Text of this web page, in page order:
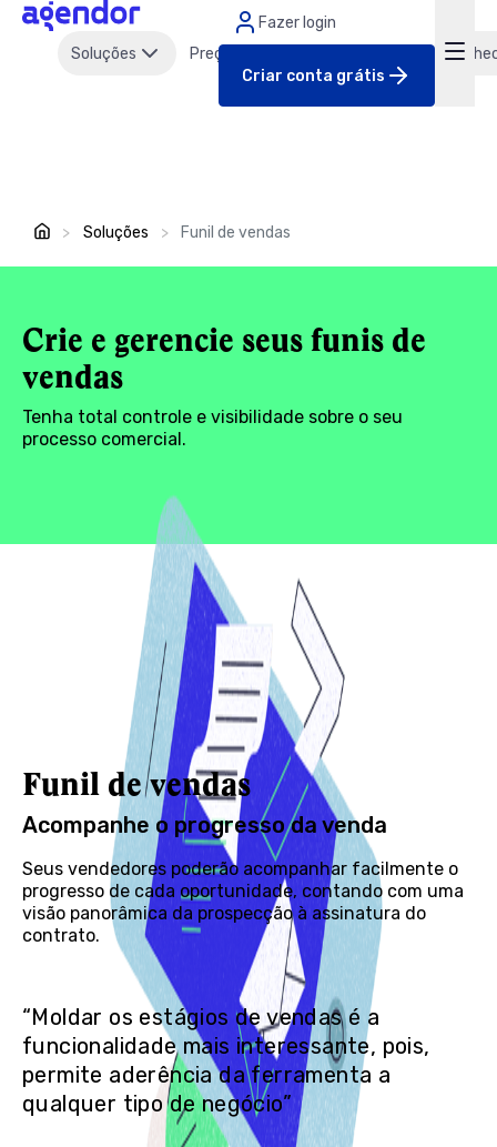
Soluções Preços
Fazer login
Criar conta grátis
> Soluções > Funil de vendas
Crie e gerencie seus funis de
vendas
Tenha total controle e visibilidade sobre o seu
processo comercial.
Funil de vendas
Acompanhe o progresso da venda
Seus vendedores poderão acompanhar facilmente o
progresso de cada oportunidade, contando com uma
visão panorâmica da prospecção à assinatura do
contrato.
“Moldar os estágios de vendas é a
funcionalidade mais interessante, pois,
permite aderência da ferramenta a
qualquer tipo de negócio”